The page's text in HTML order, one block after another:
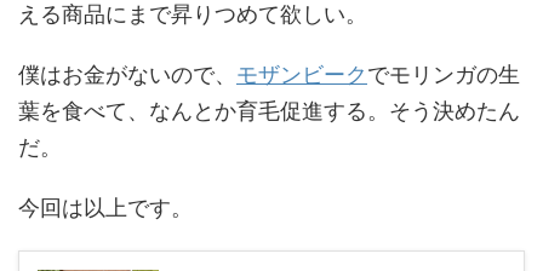
える商品にまで昇りつめて欲しい。
僕はお金がないので、 モザンビークでモリンガの生
葉を食べて、なんとか育毛促進する。そう決めたん
だ。
今回は以上です。